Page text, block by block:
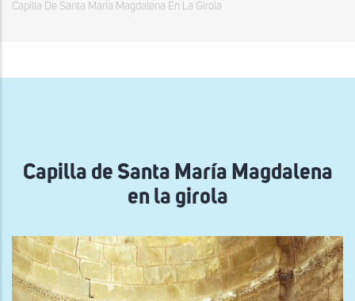
Sobrescribir
ayuda
Capilla De Santa María Magdalena En La Girola
Capilla de Santa María Magdalena
en la girola